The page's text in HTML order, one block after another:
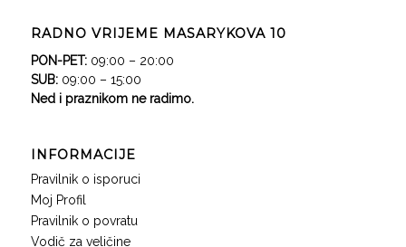
RADNO VRIJEME MASARYKOVA 10
PON-PET:09:00 – 20:00
SUB:09:00 – 15:00
Ned i praznikom ne radimo.
INFORMACIJE
Pravilnik o isporuci
Moj Profil
Pravilnik o povratu
Vodič za veličine